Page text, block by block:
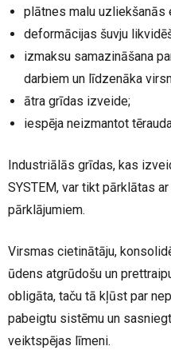
plātnes malu uzliekšanās
deformācijas šuvju
izmaksu samazināšana
darbiem un līdzenāka
ātra grīdas izveide;
iespēja neizmantot
Industriālās grīdas, kas
SYSTEM, var tikt pārklātas
pārklājumiem.
Virsmas cietinātāju,
ūdens atgrūdošu un
obligāta, taču tā kļūst par
pabeigtu sistēmu un
veiktspējas līmeni.